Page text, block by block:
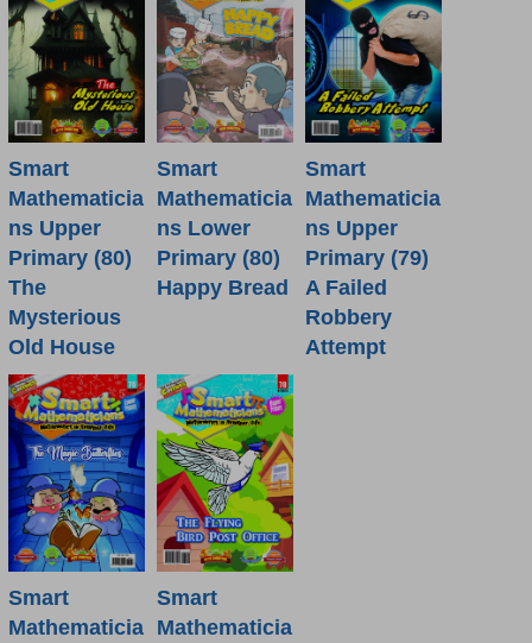
Smart
Mathematicia
ns Upper
Primary (80)
The
Mysterious
Old House
Smart
Mathematicia
ns Lower
Primary (80)
Happy Bread
Smart
Mathematicia
ns Upper
Primary (79)
A Failed
Robbery
Attempt
Smart
Mathematicia
Smart
Mathematicia